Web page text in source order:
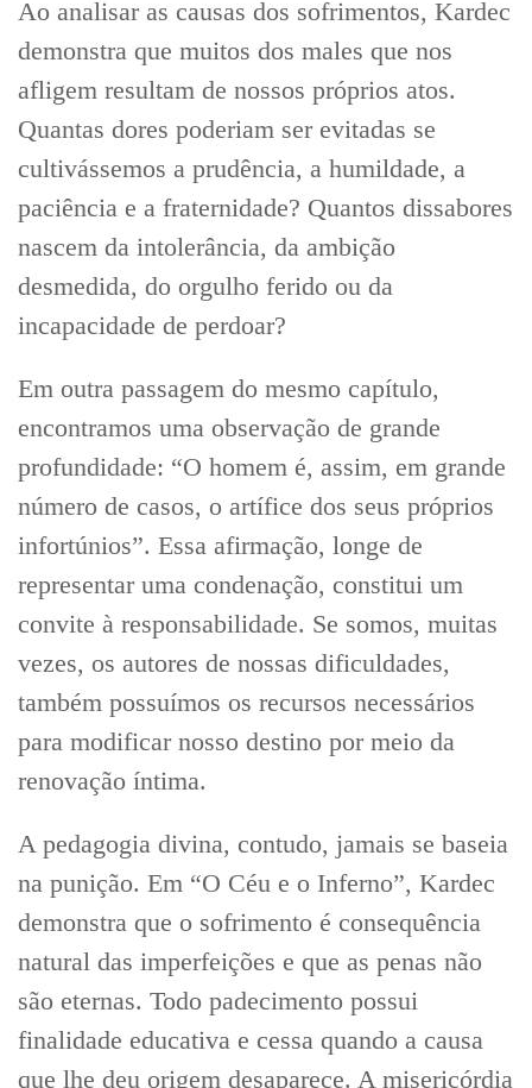
Ao analisar as causas dos sofrimentos, Kardec
demonstra que muitos dos males que nos
afligem resultam de nossos próprios atos.
Quantas dores poderiam ser evitadas se
cultivássemos a prudência, a humildade, a
paciência e a fraternidade? Quantos dissabores
nascem da intolerância, da ambição
desmedida, do orgulho ferido ou da
incapacidade de perdoar?
Em outra passagem do mesmo capítulo,
encontramos uma observação de grande
profundidade: “O homem é, assim, em grande
número de casos, o artífice dos seus próprios
infortúnios”. Essa afirmação, longe de
representar uma condenação, constitui um
convite à responsabilidade. Se somos, muitas
vezes, os autores de nossas dificuldades,
também possuímos os recursos necessários
para modificar nosso destino por meio da
renovação íntima.
A pedagogia divina, contudo, jamais se baseia
na punição. Em “O Céu e o Inferno”, Kardec
demonstra que o sofrimento é consequência
natural das imperfeições e que as penas não
são eternas. Todo padecimento possui
finalidade educativa e cessa quando a causa
que lhe deu origem desaparece. A misericórdia